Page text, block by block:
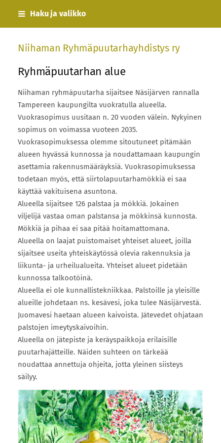
Siirry
Haku ja valikko
Niihaman Ryhmäpuutarhayhdistys ry
Ryhmäpuutarhan alue
Niihaman ryhmäpuutarha sijaitsee Näsijärven rannalla
Tampereen kaupungilta vuokratulla alueella.
Vuokrasopimus uusitaan n. 20 vuoden välein. Nykyinen
sopimus on voimassa vuoteen 2035.
Vuokrasopimuksessa olemme sitoutuneet pitämään
alueen hyvässä kunnossa ja noudattamaan kaupungin
asettamia rakennusmääräyksiä. Vuokrasopimuksessa
todetaan myös, että siirtolapuutarhamökkiä ei saa
käyttää vakituisena asuntona.
Alueella sijaitsee 126 palstaa ja mökkiä. Jokainen
viljelijä vastaa oman palstansa ja mökkinsä kunnosta.
Mökkiä ja pihaa ei saa pitää hoitamattomana.
Alueella on laajat puistomaiset yhteiset alueet, joilla
sijaitsee useita yhteiskäytössä olevia rakennuksia ja
liikunta- ja urheilualueita. Yhteiset alueet pidetään
kunnossa talkootöinä.
Alueella ei ole kunnallistekniikkaa. Palstoille ja yleisille
alueille johdetaan ns. kesävesi, joka tulee Näsijärvestä.
Juomavesi haetaan alueen kaivoista. Jätevedet ohjataan
palstojen imeytyskaivoihin.
Alueella on jätepiste ja keräyspaikkoja erilaisille
puutarhajätteille. Näiden suhteen on tärkeää
noudattaa annettuja ohjeita, jotta yleinen siisteys
säilyy.